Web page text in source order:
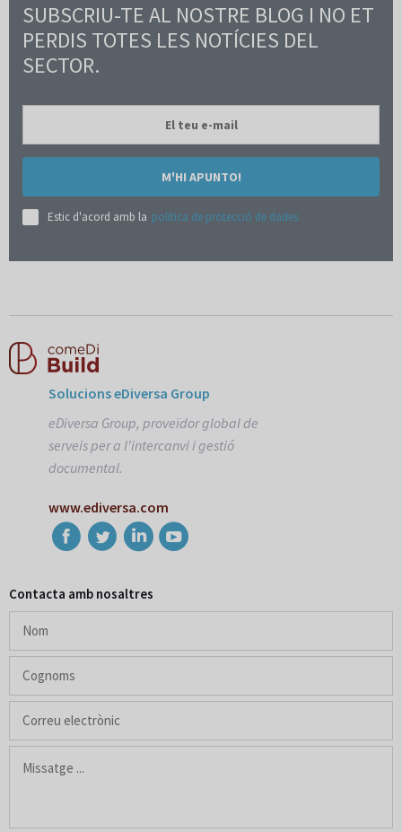
SUBSCRIU-TE AL NOSTRE BLOG I NO ET
PERDIS TOTES LES NOTÍCIES DEL
SECTOR.
M'HI APUNTO!
Estic d'acord amb la política de protecció de dades
Solucions eDiversa Group
eDiversa Group, proveïdor global de
serveis per a l'intercanvi i gestió
documental.
www.ediversa.com
Contacta amb nosaltres